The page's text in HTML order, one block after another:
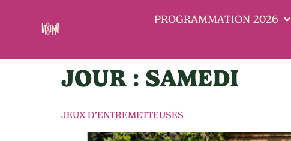
PROGRAMMATION 2026
JOUR : SAMEDI
JEUX D’ENTREMETTEUSES